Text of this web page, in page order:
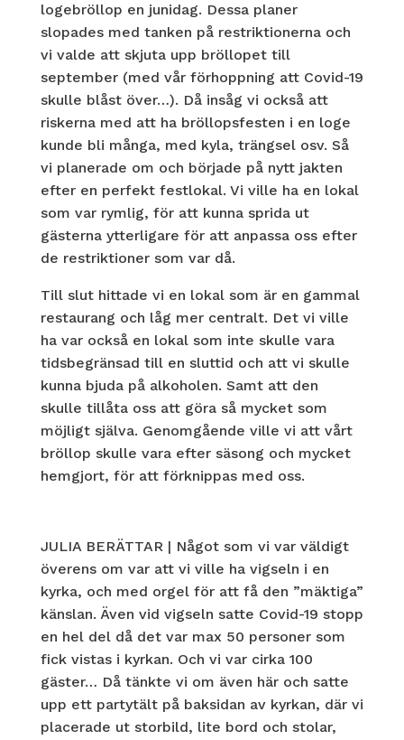
logebröllop en junidag. Dessa planer
slopades med tanken på restriktionerna och
vi valde att skjuta upp bröllopet till
september (med vår förhoppning att Covid-19
skulle blåst över…). Då insåg vi också att
riskerna med att ha bröllopsfesten i en loge
kunde bli många, med kyla, trängsel osv. Så
vi planerade om och började på nytt jakten
efter en perfekt festlokal. Vi ville ha en lokal
som var rymlig, för att kunna sprida ut
gästerna ytterligare för att anpassa oss efter
de restriktioner som var då.
Till slut hittade vi en lokal som är en gammal
restaurang och låg mer centralt. Det vi ville
ha var också en lokal som inte skulle vara
tidsbegränsad till en sluttid och att vi skulle
kunna bjuda på alkoholen. Samt att den
skulle tillåta oss att göra så mycket som
möjligt själva. Genomgående ville vi att vårt
bröllop skulle vara efter säsong och mycket
hemgjort, för att förknippas med oss.
JULIA BERÄTTAR | Något som vi var väldigt
överens om var att vi ville ha vigseln i en
kyrka, och med orgel för att få den ”mäktiga”
känslan. Även vid vigseln satte Covid-19 stopp
en hel del då det var max 50 personer som
fick vistas i kyrkan. Och vi var cirka 100
gäster… Då tänkte vi om även här och satte
upp ett partytält på baksidan av kyrkan, där vi
placerade ut storbild, lite bord och stolar,